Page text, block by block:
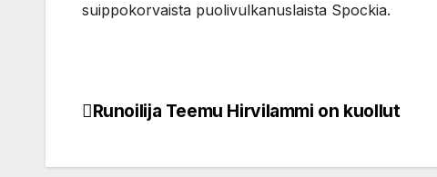
suippokorvaista puolivulkanuslaista Spockia.
Post
Runoilija Teemu Hirvilammi on kuollut